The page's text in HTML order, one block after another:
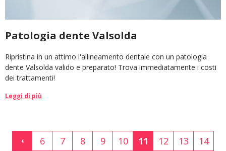
Patologia dente Valsolda
Ripristina in un attimo l'allineamento dentale con un patologia
dente Valsolda valido e preparato! Trova immediatamente i costi
dei trattamenti!
Leggi di più
6 7 8 9 10 11 12 13
14